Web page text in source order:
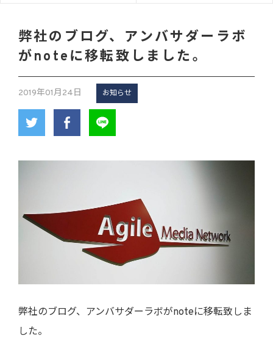
弊社のブログ、アンバサダーラボ
がnoteに移転致しました。
2019年01月24日 お知らせ
弊社のブログ、アンバサダーラボがnoteに移転致しま
した。